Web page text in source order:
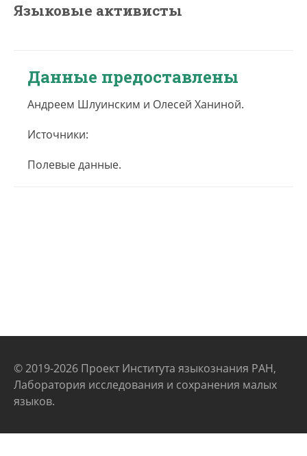
Языковые активисты
Данные предоставлены
Андреем Шлуинским и Олесей Ханиной.
Источники:
Полевые данные.
© 2019-2026 Проект Института языкознания РАН,
Лаборатория исследования и сохранения малых
языков.